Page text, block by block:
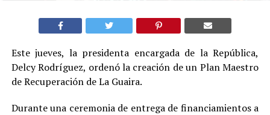
Este jueves, la presidenta encargada de la República,
Delcy Rodríguez, ordenó la creación de un Plan Maestro
de Recuperación de La Guaira.
Durante una ceremonia de entrega de financiamientos a